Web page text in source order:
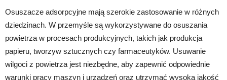
Osuszacze adsorpcyjne mają szerokie zastosowanie w różnych
dziedzinach. W przemyśle są wykorzystywane do osuszania
powietrza w procesach produkcyjnych, takich jak produkcja
papieru, tworzyw sztucznych czy farmaceutyków. Usuwanie
wilgoci z powietrza jest niezbędne, aby zapewnić odpowiednie
warunki pracy maszyn i urządzeń oraz utrzymać wysoką jakość